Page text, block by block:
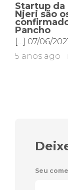
Startup da
Njeri são
Pancho
[…] 07/06/
5 anos ago
Seu